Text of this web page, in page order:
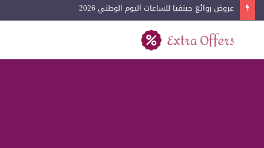
عروض روائع جينفيا للساعات اليوم الوطني 2026
بحث عن